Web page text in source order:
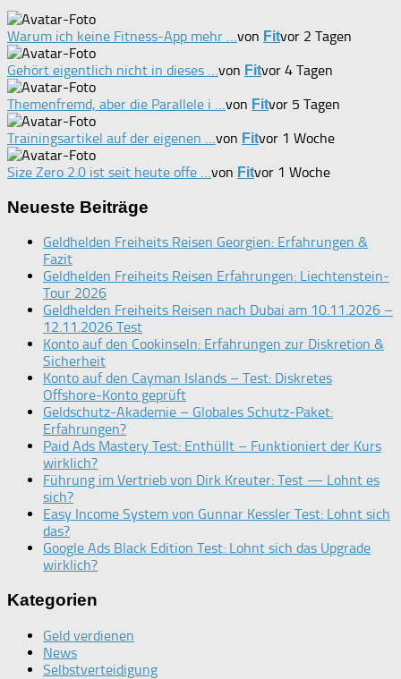
Warum ich keine Fitness-App mehr …von Fitvor 2 Tagen
Gehört eigentlich nicht in dieses …von Fitvor 4 Tagen
Themenfremd, aber die Parallele i …von Fitvor 5 Tagen
Trainingsartikel auf der eigenen …von Fitvor 1 Woche
Size Zero 2.0 ist seit heute offe …von Fitvor 1 Woche
Neueste Beiträge
Geldhelden Freiheits Reisen Georgien: Erfahrungen &
Fazit
Geldhelden Freiheits Reisen Erfahrungen: Liechtenstein-
Tour 2026
Geldhelden Freiheits Reisen nach Dubai am 10.11.2026 –
12.11.2026 Test
Konto auf den Cookinseln: Erfahrungen zur Diskretion &
Sicherheit
Konto auf den Cayman Islands – Test: Diskretes
Offshore-Konto geprüft
Geldschutz-Akademie – Globales Schutz-Paket:
Erfahrungen?
Paid Ads Mastery Test: Enthüllt – Funktioniert der Kurs
wirklich?
Führung im Vertrieb von Dirk Kreuter: Test — Lohnt es
sich?
Easy Income System von Gunnar Kessler Test: Lohnt sich
das?
Google Ads Black Edition Test: Lohnt sich das Upgrade
wirklich?
Kategorien
Geld verdienen
News
Selbstverteidigung